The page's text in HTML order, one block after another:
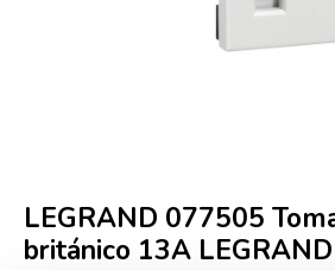
LEGRAND 077505
británico 13A